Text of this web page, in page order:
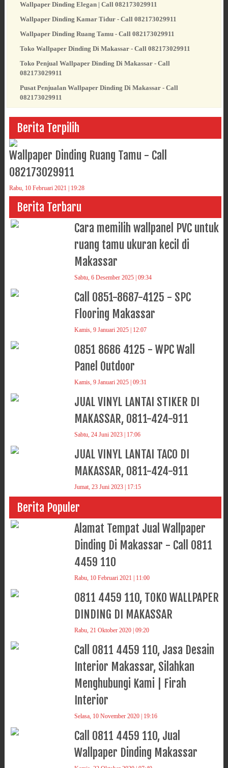
Wallpaper Dinding Elegan | Call 082173029911
Wallpaper Dinding Kamar Tidur - Call 082173029911
Wallpaper Dinding Ruang Tamu - Call 082173029911
Toko Wallpaper Dinding Di Makassar - Call 082173029911
Toko Penjual Wallpaper Dinding Di Makassar - Call
082173029911
Pusat Penjualan Wallpaper Dinding Di Makassar - Call
082173029911
Berita Terpilih
Wallpaper Dinding Ruang Tamu - Call
082173029911
Rabu, 10 Februari 2021 | 19:28
Berita Terbaru
Cara memilih wallpanel PVC untuk
ruang tamu ukuran kecil di
Makassar
Sabtu, 6 Desember 2025 | 09:34
Call 0851-8687-4125 - SPC
Flooring Makassar
Kamis, 9 Januari 2025 | 12:07
0851 8686 4125 - WPC Wall
Panel Outdoor
Kamis, 9 Januari 2025 | 09:31
JUAL VINYL LANTAI STIKER DI
MAKASSAR, 0811-424-911
Sabtu, 24 Juni 2023 | 17:06
JUAL VINYL LANTAI TACO DI
MAKASSAR, 0811-424-911
Jumat, 23 Juni 2023 | 17:15
Berita Populer
Alamat Tempat Jual Wallpaper
Dinding Di Makassar - Call 0811
4459 110
Rabu, 10 Februari 2021 | 11:00
0811 4459 110, TOKO WALLPAPER
DINDING DI MAKASSAR
Rabu, 21 Oktober 2020 | 09:20
Call 0811 4459 110, Jasa Desain
Interior Makassar, Silahkan
Menghubungi Kami | Firah
Interior
Selasa, 10 November 2020 | 19:16
Call 0811 4459 110, Jual
Wallpaper Dinding Makassar